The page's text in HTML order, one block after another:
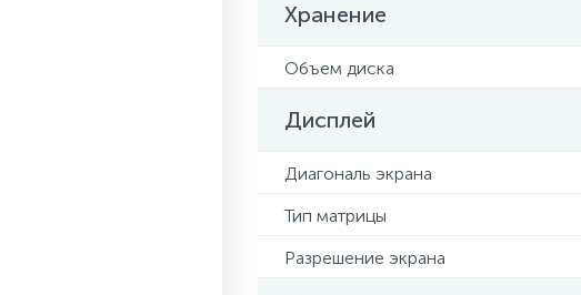
Хранение
Объем диска
Дисплей
Диагональ экрана
Тип матрицы
Разрешение экрана